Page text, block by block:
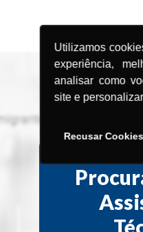
Utilizamos
experiência,
analisar como
site e
Recusar Cookies